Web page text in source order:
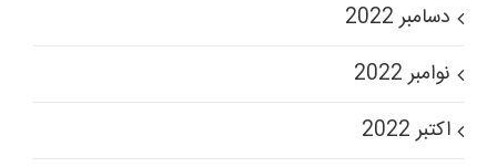
دسامبر 2022
نوامبر 2022
اکتبر 2022